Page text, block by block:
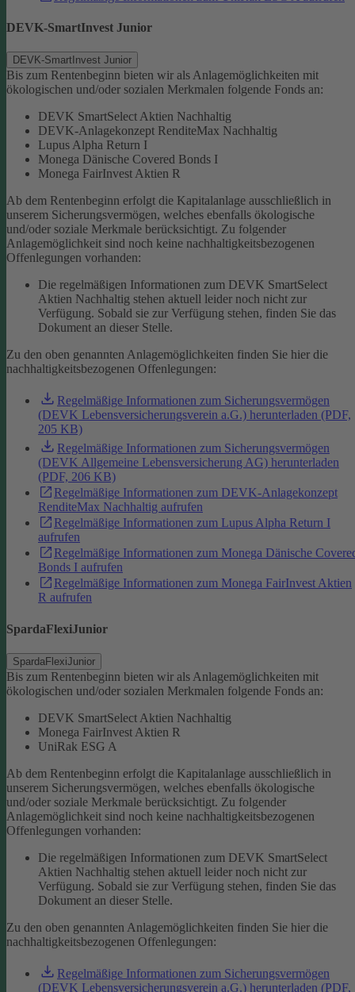
DEVK-SmartInvest Junior
DEVK-SmartInvest Junior
Bis zum Rentenbeginn bieten wir als Anlagemöglichkeiten mit
ökologischen und/oder sozialen Merkmalen folgende Fonds an:
DEVK SmartSelect Aktien Nachhaltig
DEVK-Anlagekonzept RenditeMax Nachhaltig
Lupus Alpha Return I
Monega Dänische Covered Bonds I
Monega FairInvest Aktien R
Ab dem Rentenbeginn erfolgt die Kapitalanlage ausschließlich in
unserem Sicherungsvermögen, welches ebenfalls ökologische
und/oder soziale Merkmale berücksichtigt. Zu folgender
Anlagemöglichkeit sind noch keine nachhaltigkeitsbezogenen
Offenlegungen vorhanden:
Die regelmäßigen Informationen zum DEVK SmartSelect
Aktien Nachhaltig stehen aktuell leider noch nicht zur
Verfügung. Sobald sie zur Verfügung stehen, finden Sie das
Dokument an dieser Stelle.
Zu den oben genannten Anlagemöglichkeiten finden Sie hier die
nachhaltigkeitsbezogenen Offenlegungen:
Regelmäßige Informationen zum Sicherungsvermögen
(DEVK Lebensversicherungsverein a.G.) herunterladen (PDF,
205 KB)
Regelmäßige Informationen zum Sicherungsvermögen
(DEVK Allgemeine Lebensversicherung AG) herunterladen
(PDF, 206 KB)
Regelmäßige Informationen zum DEVK-Anlagekonzept
RenditeMax Nachhaltig aufrufen
Regelmäßige Informationen zum Lupus Alpha Return I
aufrufen
Regelmäßige Informationen zum Monega Dänische
Bonds I aufrufen
Regelmäßige Informationen zum Monega FairInvest Aktien
R aufrufen
SpardaFlexiJunior
SpardaFlexiJunior
Bis zum Rentenbeginn bieten wir als Anlagemöglichkeiten mit
ökologischen und/oder sozialen Merkmalen folgende Fonds an:
DEVK SmartSelect Aktien Nachhaltig
Monega FairInvest Aktien R
UniRak ESG A
Ab dem Rentenbeginn erfolgt die Kapitalanlage ausschließlich in
unserem Sicherungsvermögen, welches ebenfalls ökologische
und/oder soziale Merkmale berücksichtigt. Zu folgender
Anlagemöglichkeit sind noch keine nachhaltigkeitsbezogenen
Offenlegungen vorhanden:
Die regelmäßigen Informationen zum DEVK SmartSelect
Aktien Nachhaltig stehen aktuell leider noch nicht zur
Verfügung. Sobald sie zur Verfügung stehen, finden Sie das
Dokument an dieser Stelle.
Zu den oben genannten Anlagemöglichkeiten finden Sie hier die
nachhaltigkeitsbezogenen Offenlegungen:
Regelmäßige Informationen zum Sicherungsvermögen
(DEVK Lebensversicherungsverein a.G.) herunterladen (PDF,